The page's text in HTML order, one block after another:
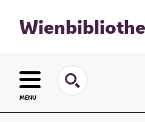
MENU